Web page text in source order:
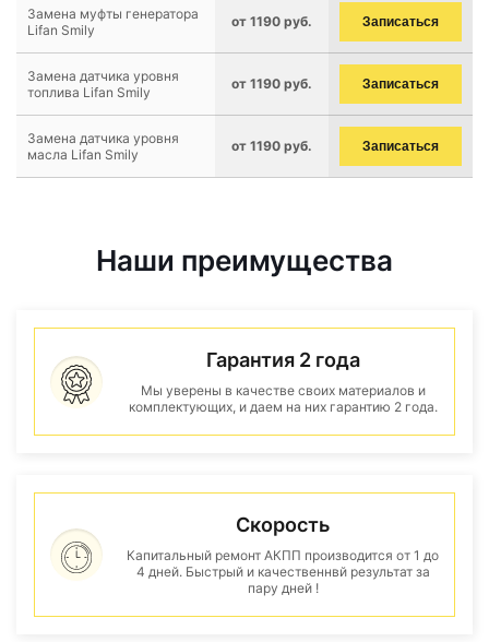
Замена муфты генератора
Lifan Smily
от 1190 руб. Записаться
Замена датчика уровня
топлива Lifan Smily
от 1190 руб. Записаться
Замена датчика уровня
масла Lifan Smily
от 1190 руб. Записаться
Наши преимущества
Гарантия 2 года
Мы уверены в качестве своих материалов и
комплектующих, и даем на них гарантию 2 года.
Скорость
Капитальный ремонт АКПП производится от 1 до
4 дней. Быстрый и качественнвй результат за
пару дней !